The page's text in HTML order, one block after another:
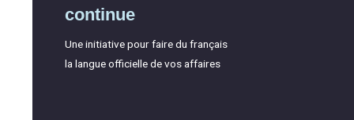
continue
Une initiative pour faire du français
la langue officielle de vos affaires